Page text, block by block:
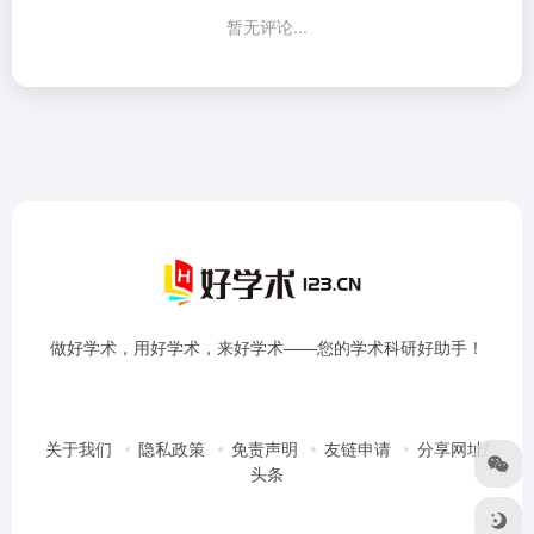
暂无评论...
做好学术，用好学术，来好学术——您的学术科研好助手！
关于我们 隐私政策 免责声明 友链申请
分享网址/
头条